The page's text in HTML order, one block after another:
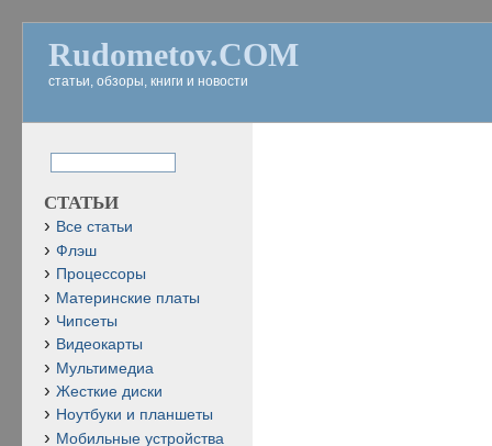
Rudometov.COM
статьи, обзоры, книги и новости
СТАТЬИ
Все статьи
Флэш
Процессоры
Материнские платы
Чипсеты
Видеокарты
Мультимедиа
Жесткие диски
Ноутбуки и планшеты
Мобильные устройства